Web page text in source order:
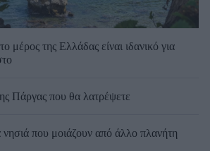
μέρος της Ελλάδας είναι ιδανικό για
Πάργας που θα λατρέψετε
νησιά που μοιάζουν από άλλο πλανήτη